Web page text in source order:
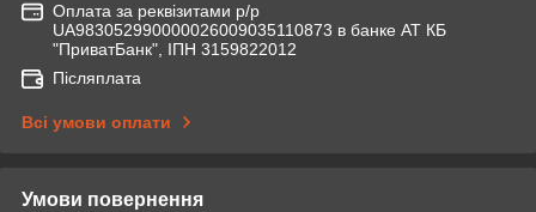
Оплата за реквізитами р/р
UA983052990000026009035110873 в банке АТ КБ
"ПриватБанк", ІПН 3159822012
Післяплата
Всі умови оплати
Умови повернення